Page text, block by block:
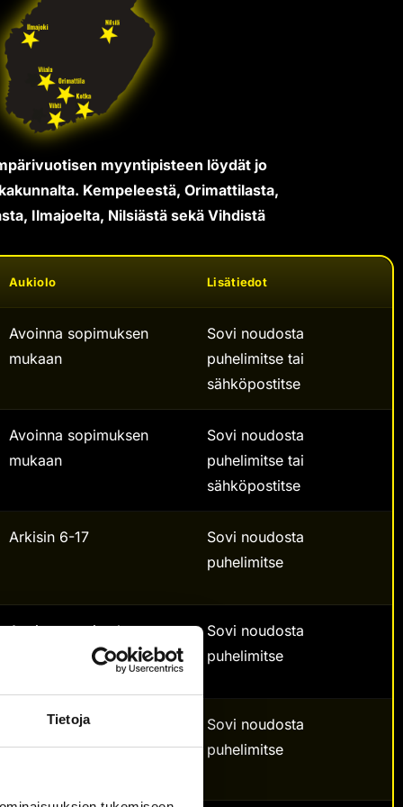
Tietoja
myyntipisteen löydät jo
Kempeleestä, Orimattilasta,
Ilmajoelta, Nilsiästä sekä Vihdistä
Aukiolo Lisätiedot
Avoinna sopimuksen
mukaan
Sovi noudosta
puhelimitse tai
sähköpostitse
Avoinna sopimuksen
mukaan
Sovi noudosta
puhelimitse tai
sähköpostitse
Arkisin 6-17
Sovi noudosta
puhelimitse
Avoinna sopimuksen
Sovi noudosta
puhelimitse
ma–pe 8–17
la 9–14
Sovi noudosta
puhelimitse